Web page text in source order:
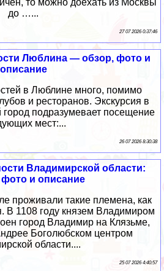
до …...
27 07 2026 0:37:46
Люблина — обзор, фото и
описание
в Люблине много, помимо
и ресторанов. Экскурсия в
город подразумевает посещение
мест:...
26 07 2026 8:30:38
Владимирской области:
фото и описание
проживали такие племена, как
1108 году князем Владимиром
город Владимир на Клязьме,
Боголюбском центром
области....
25 07 2026 4:40:57